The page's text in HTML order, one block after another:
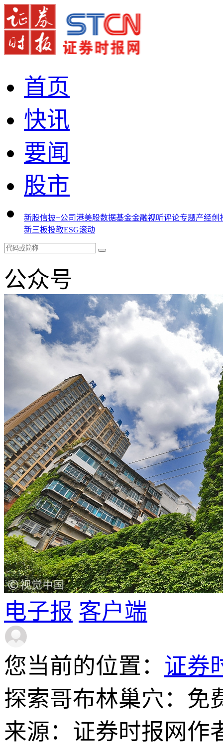
首页
快讯
要闻
股市
新股信披+公司港美股数据基金金融视听评论专题产经创
新三板投教ESG滚动
公众号
电子报 客户端
您当前的位置： 证券
探索哥布林巢穴：免
来源：证券时报网作